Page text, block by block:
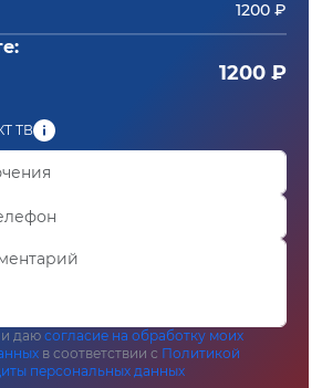
1200 ₽
1200 ₽
ТВ
и даю согласие на обработку моих
в соответствии с Политикой
персональных данных